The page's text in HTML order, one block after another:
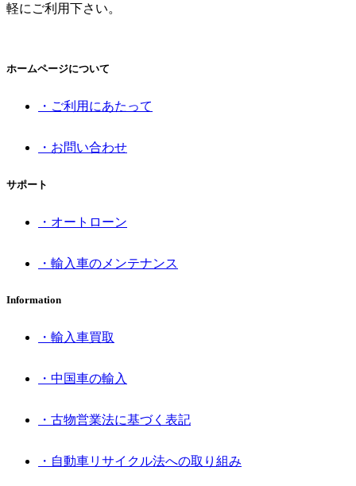
軽にご利用下さい。
ホームページについて
・ご利用にあたって
・お問い合わせ
サポート
・オートローン
・輸入車のメンテナンス
Information
・輸入車買取
・中国車の輸入
・古物営業法に基づく表記
・自動車リサイクル法への取り組み